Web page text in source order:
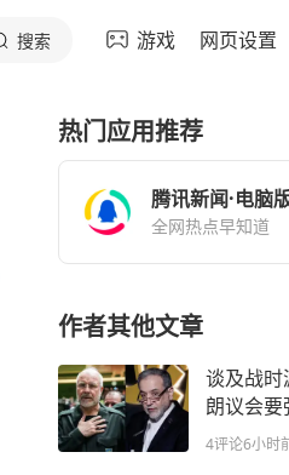
搜索 游戏 网页设置
热门应用推荐
腾讯新闻·电脑
全网热点早知道
作者其他文章
谈及战时
朗议会要
是谈判官
4评论6小时